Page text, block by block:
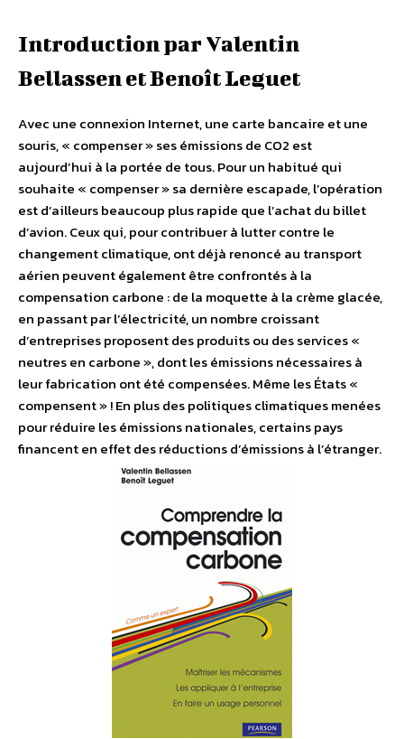
Introduction par Valentin
Bellassen et Benoît Leguet
Avec une connexion Internet, une carte bancaire et une
souris, « compenser » ses émissions de CO2 est
aujourd’hui à la portée de tous. Pour un habitué qui
souhaite « compenser » sa dernière escapade, l’opération
est d’ailleurs beaucoup plus rapide que l’achat du billet
d’avion. Ceux qui, pour contribuer à lutter contre le
changement climatique, ont déjà renoncé au transport
aérien peuvent également être confrontés à la
compensation carbone : de la moquette à la crème glacée,
en passant par l’électricité, un nombre croissant
d’entreprises proposent des produits ou des services «
neutres en carbone », dont les émissions nécessaires à
leur fabrication ont été compensées. Même les États «
compensent » ! En plus des politiques climatiques menées
pour réduire les émissions nationales, certains pays
financent en effet des réductions d’émissions à l’étranger.